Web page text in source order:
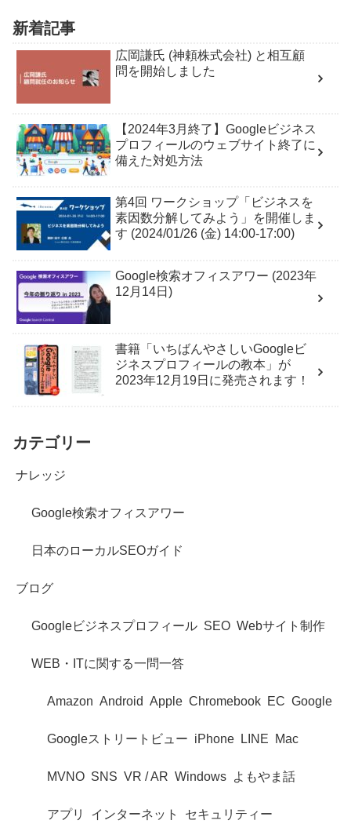
新着記事
広岡謙氏 (神頼株式会社) と相互顧
問を開始しました
【2024年3月終了】Googleビジネス
プロフィールのウェブサイト終了に
備えた対処方法
第4回 ワークショップ「ビジネスを
素因数分解してみよう」を開催しま
す (2024/01/26 (金) 14:00-17:00)
Google検索オフィスアワー (2023年
12月14日)
書籍「いちばんやさしいGoogleビ
ジネスプロフィールの教本」が
2023年12月19日に発売されます！
カテゴリー
ナレッジ
Google検索オフィスアワー
日本のローカルSEOガイド
ブログ
Googleビジネスプロフィール SEO Webサイト制作
WEB・ITに関する一問一答
Amazon Android Apple Chromebook EC Google
Googleストリートビュー iPhone LINE Mac
MVNO SNS VR / AR Windows よもやま話
アプリ インターネット セキュリティー